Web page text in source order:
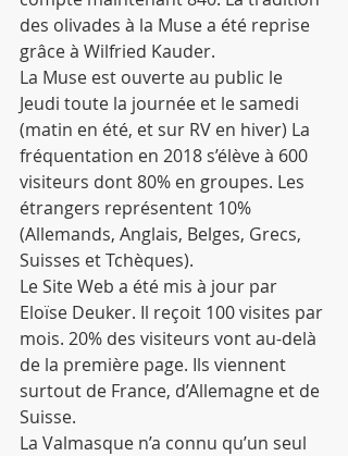
des olivades à la Muse a été reprise
grâce à Wilfried Kauder.
La Muse est ouverte au public le
Jeudi toute la journée et le samedi
(matin en été, et sur RV en hiver) La
fréquentation en 2018 s’élève à 600
visiteurs dont 80% en groupes. Les
étrangers représentent 10%
(Allemands, Anglais, Belges, Grecs,
Suisses et Tchèques).
Le Site Web a été mis à jour par
Eloïse Deuker. Il reçoit 100 visites par
mois. 20% des visiteurs vont au-delà
de la première page. Ils viennent
surtout de France, d’Allemagne et de
Suisse.
La Valmasque n’a connu qu’un seul